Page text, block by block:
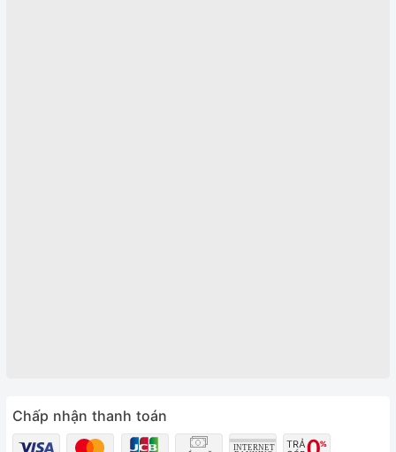
Chấp nhận thanh toán